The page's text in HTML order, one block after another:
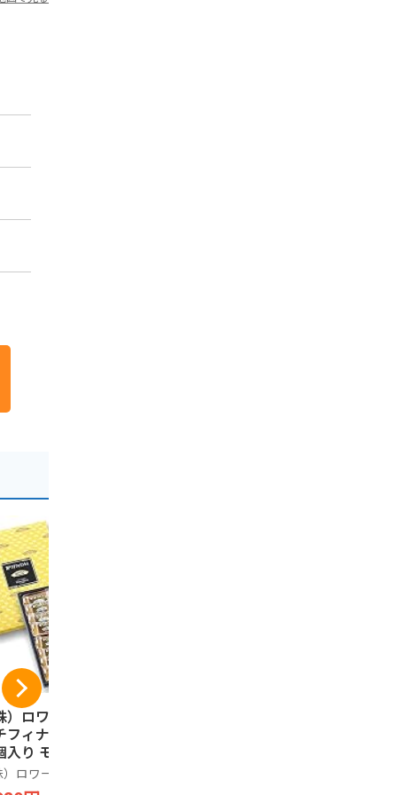
）ロワール 神戸
フィナンシェ ２
入り モンロワー
戸 岡本 神戸土
菓子
）ロワール